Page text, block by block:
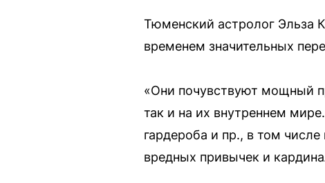
Тюменский астролог Эльза
временем значительных
«Они почувствуют мощный
так и на их внутреннем
гардероба и пр., в том
вредных привычек и